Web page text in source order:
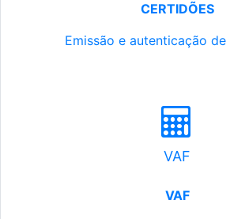
CERTIDÕES
Emissão e autenticação
VAF
VAF